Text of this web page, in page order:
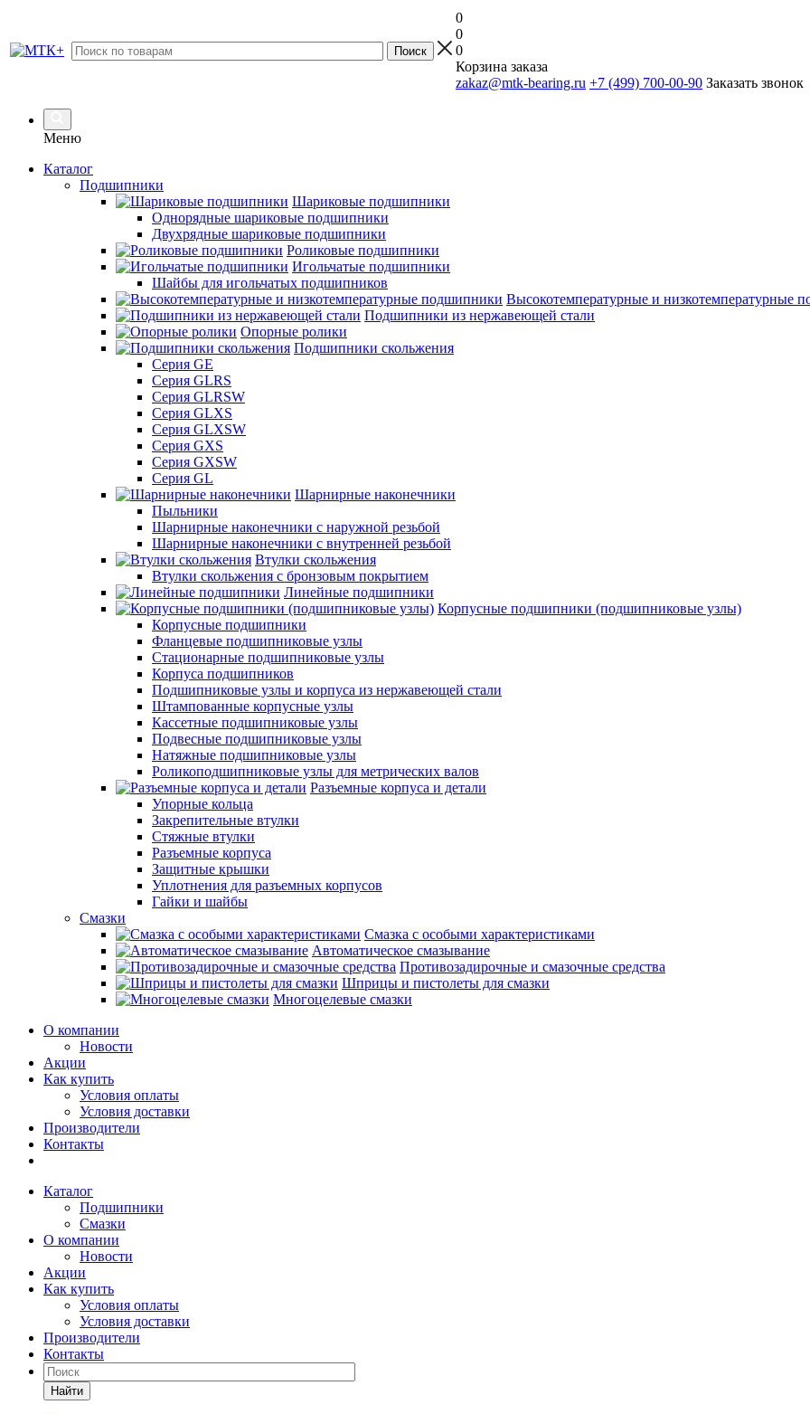
0
0
0
Корзина заказа
zakaz@mtk-bearing.ru +7 (499) 700-00-90 Заказать звонок
Меню
Каталог
Подшипники
Шариковые подшипники
Однорядные шариковые подшипники
Двухрядные шариковые подшипники
Роликовые подшипники
Игольчатые подшипники
Шайбы для игольчатых подшипников
Высокотемпературные и низкотемпературные
Подшипники из нержавеющей стали
Опорные ролики
Подшипники скольжения
Серия GE
Серия GLRS
Серия GLRSW
Серия GLXS
Серия GLXSW
Серия GXS
Серия GXSW
Серия GL
Шарнирные наконечники
Пыльники
Шарнирные наконечники с наружной резьбой
Шарнирные наконечники с внутренней резьбой
Втулки скольжения
Втулки скольжения с бронзовым покрытием
Линейные подшипники
Корпусные подшипники (подшипниковые узлы)
Корпусные подшипники
Фланцевые подшипниковые узлы
Стационарные подшипниковые узлы
Корпуса подшипников
Подшипниковые узлы и корпуса из нержавеющей стали
Штампованные корпусные узлы
Кассетные подшипниковые узлы
Подвесные подшипниковые узлы
Натяжные подшипниковые узлы
Роликоподшипниковые узлы для метрических валов
Разъемные корпуса и детали
Упорные кольца
Закрепительные втулки
Стяжные втулки
Разъемные корпуса
Защитные крышки
Уплотнения для разъемных корпусов
Гайки и шайбы
Смазки
Смазка с особыми характеристиками
Автоматическое смазывание
Противозадирочные и смазочные средства
Шприцы и пистолеты для смазки
Многоцелевые смазки
О компании
Новости
Акции
Как купить
Условия оплаты
Условия доставки
Производители
Контакты
Каталог
Подшипники
Смазки
О компании
Новости
Акции
Как купить
Условия оплаты
Условия доставки
Производители
Контакты
Найти